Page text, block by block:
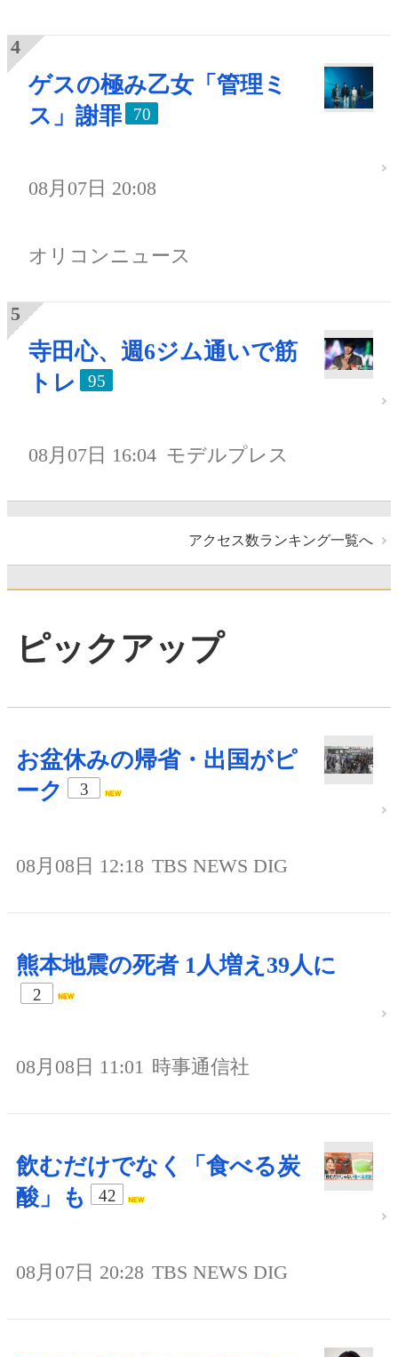
ゲスの極み乙女「管理ミ
ス」謝罪
70
08月07日 20:08
オリコンニュース
寺田心、週6ジム通いで筋
トレ
95
08月07日 16:04 モデルプレス
アクセス数ランキング一覧へ
ピックアップ
お盆休みの帰省・出国がピ
ーク
3
08月08日 12:18 TBS NEWS DIG
熊本地震の死者 1人増え39人に
2
08月08日 11:01 時事通信社
飲むだけでなく「食べる炭
酸」も
42
08月07日 20:28 TBS NEWS DIG